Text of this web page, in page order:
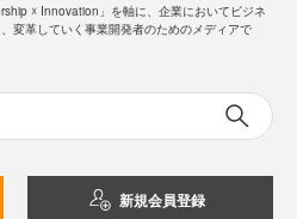
☓ Innovation」を軸に、企業においてビジネ
変革していく事業開発者のためのメディアで
新規会員登録